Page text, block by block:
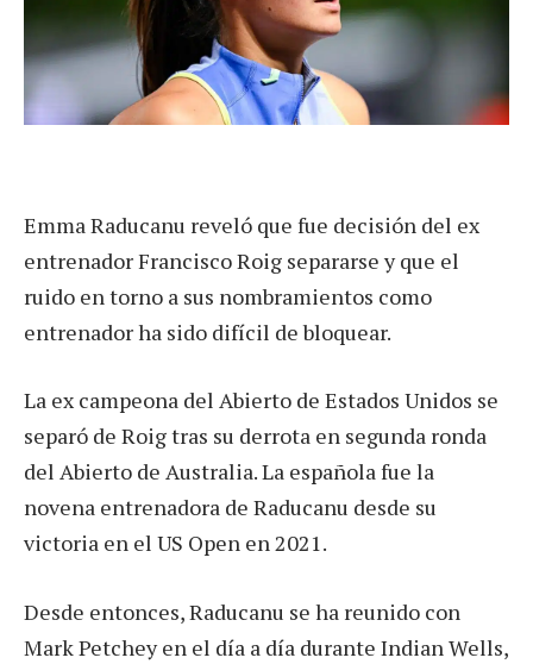
Emma Raducanu reveló que fue decisión del ex
entrenador Francisco Roig separarse y que el
ruido en torno a sus nombramientos como
entrenador ha sido difícil de bloquear.
La ex campeona del Abierto de Estados Unidos se
separó de Roig tras su derrota en segunda ronda
del Abierto de Australia. La española fue la
novena entrenadora de Raducanu desde su
victoria en el US Open en 2021.
Desde entonces, Raducanu se ha reunido con
Mark Petchey en el día a día durante Indian Wells,